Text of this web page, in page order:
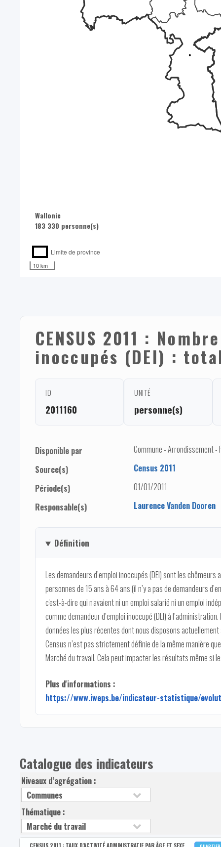
Wallonie
183 330 personne(s)
Limite de province
10 km
CENSUS 2011 :
inoccupés (DEI) :
ID
2011160
UNITÉ
personne(s)
Disponible par
Commune - Arrondissement -
Source(s)
Census 2011
Période(s)
01/01/2011
Responsable(s)
Laurence Vanden Dooren
Définition
Les demandeurs d’emploi inoccupés (DEI) sont les
personnes de 15 ans à 64 ans (il n’y a pas de demandeurs
c'est-à-dire qui n'avaient ni un emploi salarié ni un emploi
comme demandeur d’emploi inoccupé (DEI) à
données les plus récentes dont nous disposons
Census n’est pas strictement définie de la même manière
Marché du travail. Cela peut impacter les résultats même si
Plus d'informations :
https://www.iweps.be/indicateur-statistique/
Catalogue des indicateurs
Niveaux d’agrégation :
Thématique :